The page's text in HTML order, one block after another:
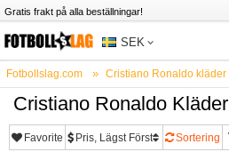
Gratis frakt på alla beställningar!
SEK
Fotbollslag.com Cristiano Ronaldo kläder
Cristiano Ronaldo Kläder
Favorite Pris, Lägst Först Sortering